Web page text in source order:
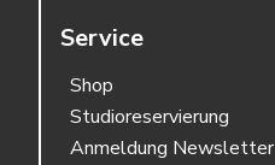
Service
Shop
Studioreservierung
Anmeldung Newsletter